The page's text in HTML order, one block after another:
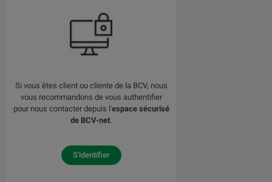
Si vous êtes client ou cliente de la BCV, nous
vous recommandons de vous authentifier
pour nous contacter depuis l'espace sécurisé
de BCV-net.
S'identifier